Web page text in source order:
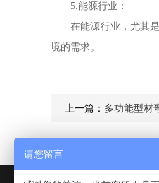
5.能源行业：
在能源行业，尤其是
境的需求。
上一篇： 多功能型材
请您留言